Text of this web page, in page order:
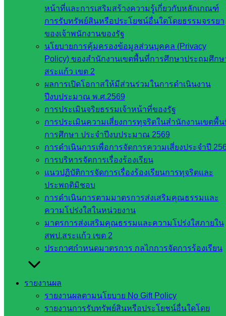
หน้าที่และการเสริมสร้างความรู้เกี่ยวกับหลักเกณฑ์
การรับทรัพย์สินหรือประโยชน์อื่นใดโดยธรรมจรรยา
ของเจ้าพนักงานของรัฐ
นโยบายการคุ้มครองข้อมูลส่วนบุคคล (Privacy
Policy) ของสำนักงานเขตพื้นที่การศึกษาประถมศึกษ
สระแก้ว เขต 2
ผลการเปิดโอกาสให้มีส่วนร่วมในการดำเนินงาน
ปีงบประมาณ พ.ศ.2569
การประเมินจริยธรรมเจ้าหน้าที่ของรัฐ
การประเมินความเสี่ยงการทุจริตในสำนักงานเขตพื้
การศึกษา ประจำปีงบประมาณ 2569
การดำเนินการเพื่อการจัดการความเสี่ยงประจำปี
การบริหารจัดการเรื่องร้องเรียน
แนวปฏิบัติการจัดการเรื่องร้องเรียนการทุจริตและ
ประพฤติมิชอบ
การดำเนินการตามมาตรการส่งเสริมคุณธรรมและ
ความโปร่งใสในหน่วยงาน
มาตรการส่งเสริมคุณธรรมและความโปร่งใสภายใน
สพป.สระแก้ว เขต 2
ประกาศกำหนดมาตรการ กลไกการจัดการร้องเรียน
รายงานผล
รายงานผลตามนโยบาย No Gift Policy
รายงานการรับทรัพย์สินหรือประโยชน์อื่นใดโดย
เลขาธิการ
สภาการ
สำนักงาน
กรรมการ
อาชีวศึกษา
สำนักงาน
กรรมการ
การศึกษา
ขั้นพื้น
รายชื่อ
มหาวิทยาลัย
ประเทศไทย
เว็บไซต์
สำนักต่าง
สพฐ.
เว็บไซต์
สพม. ใน